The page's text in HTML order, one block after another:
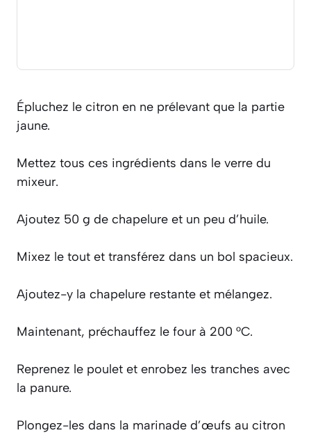
Épluchez le citron en ne prélevant que la partie
jaune.
Mettez tous ces ingrédients dans le verre du
mixeur.
Ajoutez 50 g de chapelure et un peu d’huile.
Mixez le tout et transférez dans un bol spacieux.
Ajoutez-y la chapelure restante et mélangez.
Maintenant, préchauffez le four à 200 °C.
Reprenez le poulet et enrobez les tranches avec
la panure.
Plongez-les dans la marinade d’œufs au citron